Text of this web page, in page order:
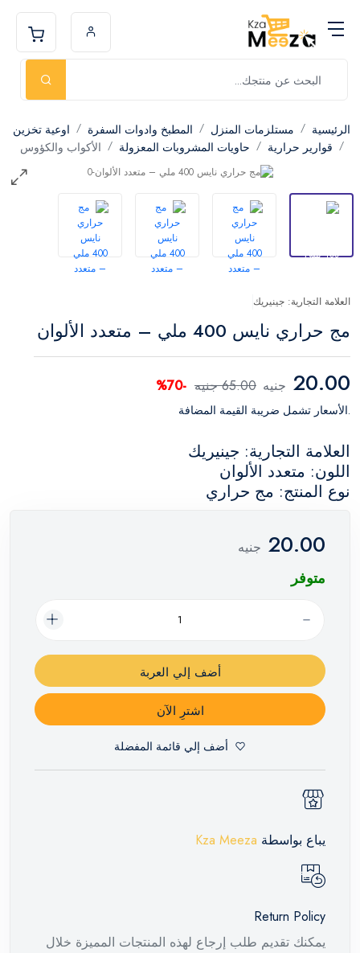
الرئيسية مستلزمات المنزل المطبخ وادوات السفرة
اوعية تخزين
قوارير حرارية
حاويات المشروبات المعزولة الأكواب والكؤوس
العلامة التجارية: جينيريك
مج حراري نايس 400 ملي – متعدد الألوان
20.00 جنيه 65.00 جنيه -70%
.الأسعار تشمل ضريبة القيمة المضافة
العلامة التجارية: جينيريك
اللون: متعدد الألوان
نوع المنتج: مج حراري
20.00 جنيه
متوفر
أضف إلي العربة
اشترِ الآن
أضف إلي قائمة المفضلة
يباع بواسطة Kza Meeza
Return Policy
يمكنك تقديم طلب إرجاع لهذه المنتجات المميزة خلال